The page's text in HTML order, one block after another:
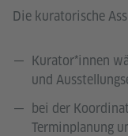
Die kuratorische
Kurator*innen
und
bei der
Terminplanung